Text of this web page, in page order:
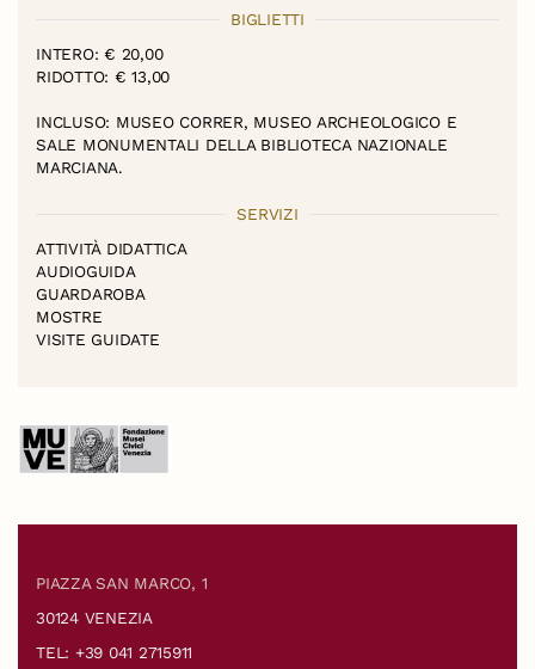
BIGLIETTI
INTERO: € 20,00
RIDOTTO: € 13,00
INCLUSO: MUSEO CORRER, MUSEO ARCHEOLOGICO E
SALE MONUMENTALI DELLA BIBLIOTECA NAZIONALE
MARCIANA.
SERVIZI
ATTIVITÀ DIDATTICA
AUDIOGUIDA
GUARDAROBA
MOSTRE
VISITE GUIDATE
PIAZZA SAN MARCO, 1
30124 VENEZIA
TEL: +39 041 2715911